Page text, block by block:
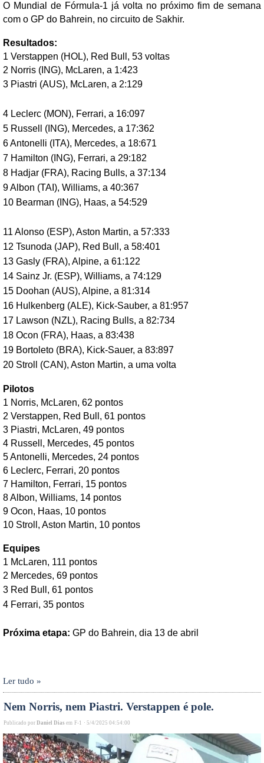
O Mundial de Fórmula-1 já volta no próximo fim de semana
com o GP do Bahrein, no circuito de Sakhir.
Resultados:
1 Verstappen (HOL), Red Bull, 53 voltas
2 Norris (ING), McLaren, a 1:423
3 Piastri (AUS), McLaren, a 2:129
4 Leclerc (MON), Ferrari, a 16:097
5 Russell (ING), Mercedes, a 17:362
6 Antonelli (ITA), Mercedes, a 18:671
7 Hamilton (ING), Ferrari, a 29:182
8 Hadjar (FRA), Racing Bulls, a 37:134
9 Albon (TAI), Williams, a 40:367
10 Bearman (ING), Haas, a 54:529
11 Alonso (ESP), Aston Martin, a 57:333
12 Tsunoda (JAP), Red Bull, a 58:401
13 Gasly (FRA), Alpine, a 61:122
14 Sainz Jr. (ESP), Williams, a 74:129
15 Doohan (AUS), Alpine, a 81:314
16 Hulkenberg (ALE), Kick-Sauber, a 81:957
17 Lawson (NZL), Racing Bulls, a 82:734
18 Ocon (FRA), Haas, a 83:438
19 Bortoleto (BRA), Kick-Sauer, a 83:897
20 Stroll (CAN), Aston Martin, a uma volta
Pilotos
1 Norris, McLaren, 62 pontos
2 Verstappen, Red Bull, 61 pontos
3 Piastri, McLaren, 49 pontos
4 Russell, Mercedes, 45 pontos
5 Antonelli, Mercedes, 24 pontos
6 Leclerc, Ferrari, 20 pontos
7 Hamilton, Ferrari, 15 pontos
8 Albon, Williams, 14 pontos
9 Ocon, Haas, 10 pontos
10 Stroll, Aston Martin, 10 pontos
Equipes
1 McLaren, 111 pontos
2 Mercedes, 69 pontos
3 Red Bull, 61 pontos
4 Ferrari, 35 pontos
Próxima etapa: GP do Bahrein, dia 13 de abril
Ler tudo »
Nem Norris, nem Piastri. Verstappen é pole.
Publicado por Daniel Dias em F-1 · 5/4/2025 04:54:00